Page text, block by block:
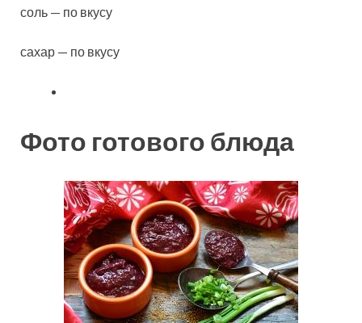
соль — по вкусу
сахар — по вкусу
Фото готового блюда